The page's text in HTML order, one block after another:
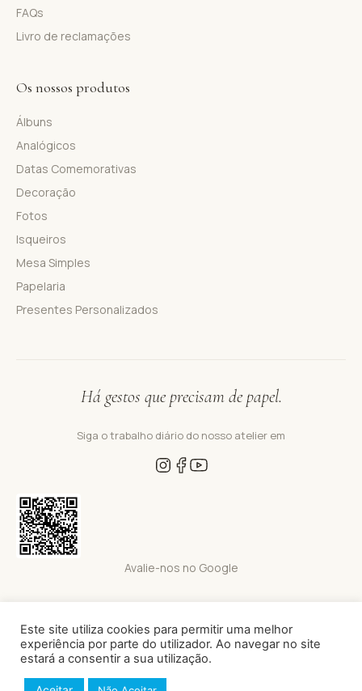
FAQs
Livro de reclamações
Os nossos produtos
Álbuns
Analógicos
Datas Comemorativas
Decoração
Fotos
Isqueiros
Mesa Simples
Papelaria
Presentes Personalizados
Há gestos que precisam de papel.
Siga o trabalho diário do nosso atelier em
Avalie-nos no Google
Nova Onda Cor 2026 · Todos os direitos reservados · Site Powered by
codenumberem parceria comcan be real
Este site utiliza cookies para permitir uma melhor
experiência por parte do utilizador. Ao navegar no site
estará a consentir a sua utilização.